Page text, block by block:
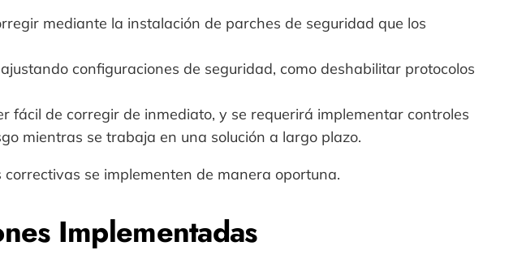
mediante la instalación de parches de seguridad que los
configuraciones de seguridad, como deshabilitar protocolos
fácil de corregir de inmediato, y se requerirá implementar controles
mientras se trabaja en una solución a largo plazo.
se implementen de manera oportuna.
Implementadas